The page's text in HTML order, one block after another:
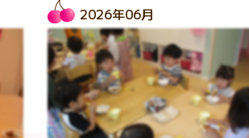
2026年06月